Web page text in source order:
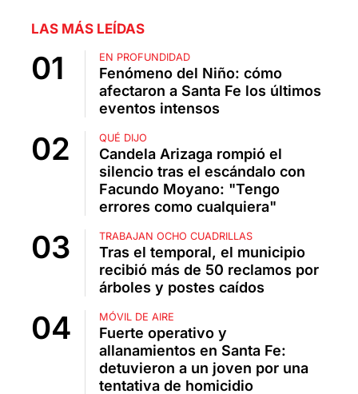
LAS MÁS LEÍDAS
EN PROFUNDIDAD
Fenómeno del Niño: cómo
afectaron a Santa Fe los últimos
eventos intensos
QUÉ DIJO
Candela Arizaga rompió el
silencio tras el escándalo con
Facundo Moyano: "Tengo
errores como cualquiera"
TRABAJAN OCHO CUADRILLAS
Tras el temporal, el municipio
recibió más de 50 reclamos por
árboles y postes caídos
MÓVIL DE AIRE
Fuerte operativo y
allanamientos en Santa Fe:
detuvieron a un joven por una
tentativa de homicidio